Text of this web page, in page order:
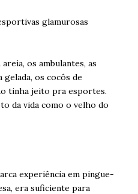
glamurosas
os ambulantes, as
gelada, os cocôs de
tinha jeito pra esportes.
da vida como o velho do
experiência em pingue-
era suficiente para